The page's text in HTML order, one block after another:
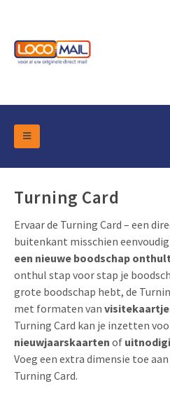
Turning Card
Ervaar de Turning Card – een
buitenkant misschien
een nieuwe boodschap onthult
onthul stap voor stap je
grote boodschap hebt, de
met formaten van
Turning Card kan je inzetten
nieuwjaarskaarten of
Voeg een extra dimensie toe
Turning Card.
DM Marketing Tools
Overzicht Categorieën
Pop-up Kubussen
Brievenbusdoosje +
Schuifkaarten
Pop-up Kaarten
Geluidskaarten
Klepdoosjes
Schuifdoosjes
Branche
Retail Marketing
Vastgoedmarketing
Sport Marketing
Media Marketing
Automotive Marketing
Gelegenheden
Kerst- en Eindejaar
Verjaardag en Jubilea
Uitnodigingen
Product Introductie
Contact
Over Ons
Vacatures